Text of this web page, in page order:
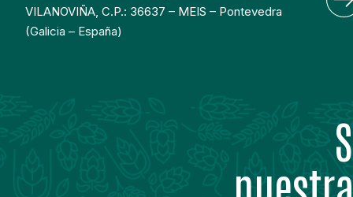
VILANOVIÑA, C.P.: 36637 – MEIS – Pontevedra
(Galicia – España)